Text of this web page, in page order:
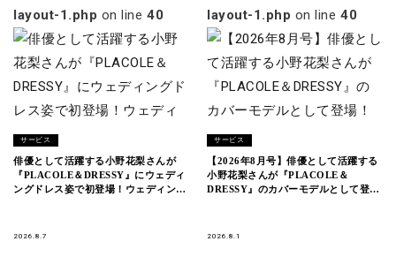
layout-1.php on line40
サービス
俳優として活躍する小野花梨さんが
『PLACOLE＆DRESSY』にウェディ
ングドレス姿で初登場！ウェディング
2026.8.7
layout-1.php on line40
サービス
【2026年8月号】俳優として活躍する
小野花梨さんが『PLACOLE＆
DRESSY』のカバーモデルとして登
2026.8.1